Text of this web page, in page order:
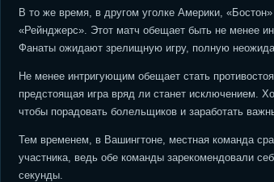
В то же время, в другом уголке Америки,
«Рейнджерс». Этот матч обещает быть не менее
Фанаты ожидают зрелищную игру, полную
Не менее интригующим обещает стать
предстоящая игра вряд ли станет исключением.
чтобы порадовать болельщиков и заработать
Тем временем, в Вашингтоне, местная команда
участника, ведь обе команды зарекомендовали
секунды.